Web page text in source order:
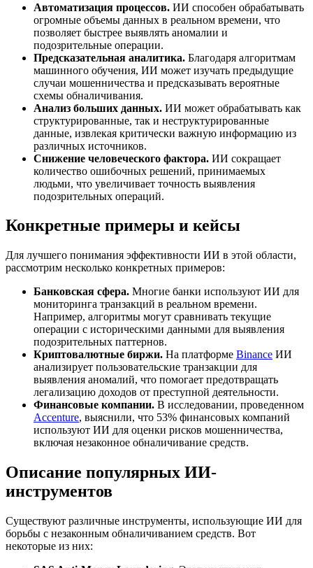
Автоматизация процессов. ИИ способен обрабатывать
огромные объемы данных в реальном времени, что
позволяет быстрее выявлять аномалии и
подозрительные операции.
Предсказательная аналитика. Благодаря алгоритмам
машинного обучения, ИИ может изучать предыдущие
случаи мошенничества и предсказывать вероятные
схемы обналичивания.
Анализ больших данных. ИИ может обрабатывать как
структурированные, так и неструктурированные
данные, извлекая критически важную информацию из
различных источников.
Снижение человеческого фактора. ИИ сокращает
количество ошибочных решений, принимаемых
людьми, что увеличивает точность выявления
подозрительных операций.
Конкретные примеры и кейсы
Для лучшего понимания эффективности ИИ в этой области,
рассмотрим несколько конкретных примеров:
Банковская сфера. Многие банки используют ИИ для
мониторинга транзакций в реальном времени.
Например, алгоритмы могут сравнивать текущие
операции с историческими данными для выявления
подозрительных паттернов.
Криптовалютные биржи. На платформе Binance ИИ
анализирует пользовательские транзакции для
выявления аномалий, что помогает предотвращать
легализацию доходов от преступной деятельности.
Финансовые компании. В исследовании, проведенном
Accenture, выяснили, что 53% финансовых компаний
используют ИИ для оценки рисков мошенничества,
включая незаконное обналичивание средств.
Описание популярных ИИ-
инструментов
Существуют различные инструменты, использующие ИИ для
борьбы с незаконным обналичиванием средств. Вот
некоторые из них: